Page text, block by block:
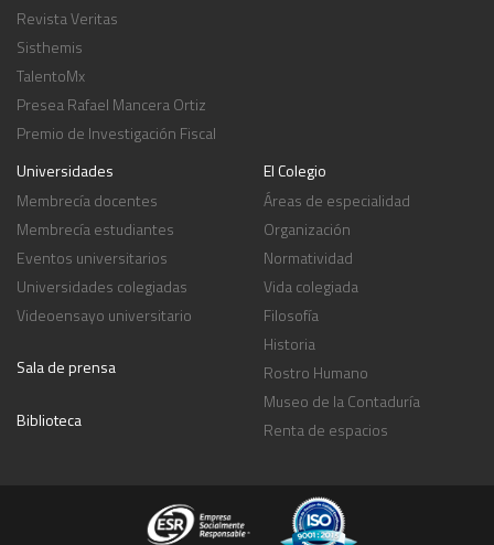
Revista Veritas
Sisthemis
TalentoMx
Presea Rafael Mancera Ortiz
Premio de Investigación Fiscal
Universidades
Membrecía docentes
Membrecía estudiantes
Eventos universitarios
Universidades colegiadas
Videoensayo universitario
Sala de prensa
Biblioteca
El Colegio
Áreas de especialidad
Organización
Normatividad
Vida colegiada
Filosofía
Historia
Rostro Humano
Museo de la Contaduría
Renta de espacios